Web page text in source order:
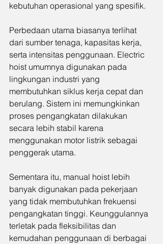
kebutuhan operasional yang spesifik.
Perbedaan utama biasanya terlihat
dari sumber tenaga, kapasitas kerja,
serta intensitas penggunaan. Electric
hoist umumnya digunakan pada
lingkungan industri yang
membutuhkan siklus kerja cepat dan
berulang. Sistem ini memungkinkan
proses pengangkatan dilakukan
secara lebih stabil karena
menggunakan motor listrik sebagai
penggerak utama.
Sementara itu, manual hoist lebih
banyak digunakan pada pekerjaan
yang tidak membutuhkan frekuensi
pengangkatan tinggi. Keunggulannya
terletak pada fleksibilitas dan
kemudahan penggunaan di berbagai